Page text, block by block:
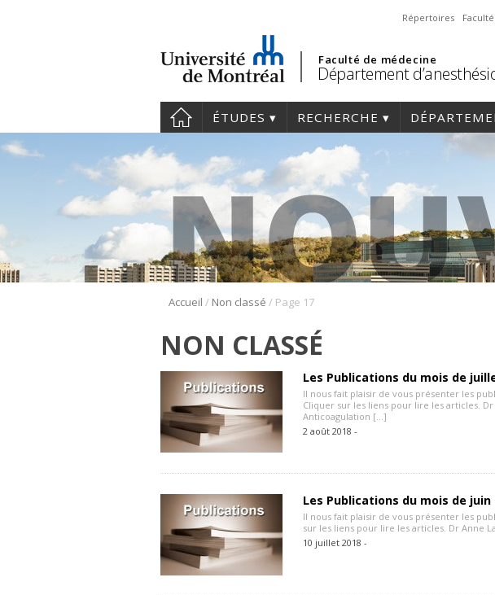
Répertoires
Faculté de médecine
Département
ÉTUDES RECHERCHE
Accueil / Non classé / Page 17
NON CLASSÉ
Les Publications du mois de
Il nous fait plaisir de vous présenter les
Cliquer sur les liens pour lire les articles.
Anticoagulation […]
2 août 2018 -
Les Publications du mois de juin
Il nous fait plaisir de vous présenter les
sur les liens pour lire les articles. Dr Anne
10 juillet 2018 -